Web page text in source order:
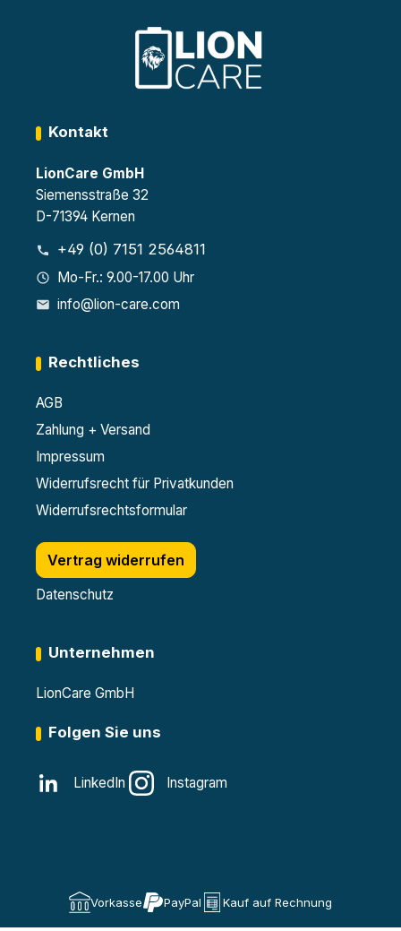
Kontakt
LionCare GmbH
Siemensstraße 32
D-71394 Kernen
+49 (0) 7151 2564811
Mo-Fr.: 9.00-17.00 Uhr
info@lion-care.com
Rechtliches
AGB
Zahlung + Versand
Impressum
Widerrufsrecht für Privatkunden
Widerrufsrechtsformular
Vertrag widerrufen
Datenschutz
Unternehmen
LionCare GmbH
Folgen Sie uns
LinkedIn Instagram
Vorkasse PayPal Kauf auf Rechnung